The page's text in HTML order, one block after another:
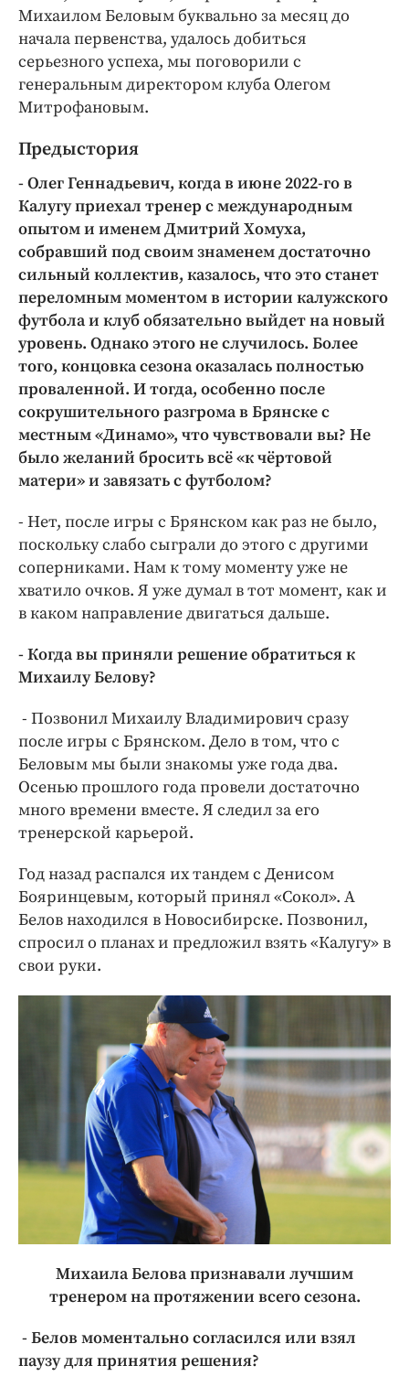
Михаилом Беловым буквально за месяц до
начала первенства, удалось добиться
серьезного успеха, мы поговорили с
генеральным директором клуба Олегом
Митрофановым.
Предыстория
- Олег Геннадьевич, когда в июне 2022-го в
Калугу приехал тренер с международным
опытом и именем Дмитрий Хомуха,
собравший под своим знаменем достаточно
сильный коллектив, казалось, что это станет
переломным моментом в истории калужского
футбола и клуб обязательно выйдет на новый
уровень. Однако этого не случилось. Более
того, концовка сезона оказалась полностью
проваленной. И тогда, особенно после
сокрушительного разгрома в Брянске с
местным «Динамо», что чувствовали вы? Не
было желаний бросить всё «к чёртовой
матери» и завязать с футболом?
- Нет, после игры с Брянском как раз не было,
поскольку слабо сыграли до этого с другими
соперниками. Нам к тому моменту уже не
хватило очков. Я уже думал в тот момент, как и
в каком направление двигаться дальше.
- Когда вы приняли решение обратиться к
Михаилу Белову?
- Позвонил Михаилу Владимирович сразу
после игры с Брянском. Дело в том, что с
Беловым мы были знакомы уже года два.
Осенью прошлого года провели достаточно
много времени вместе. Я следил за его
тренерской карьерой.
Год назад распался их тандем с Денисом
Бояринцевым, который принял «Сокол». А
Белов находился в Новосибирске. Позвонил,
спросил о планах и предложил взять «Калугу» в
свои руки.
Михаила Белова признавали лучшим
тренером на протяжении всего сезона.
- Белов моментально согласился или взял
паузу для принятия решения?